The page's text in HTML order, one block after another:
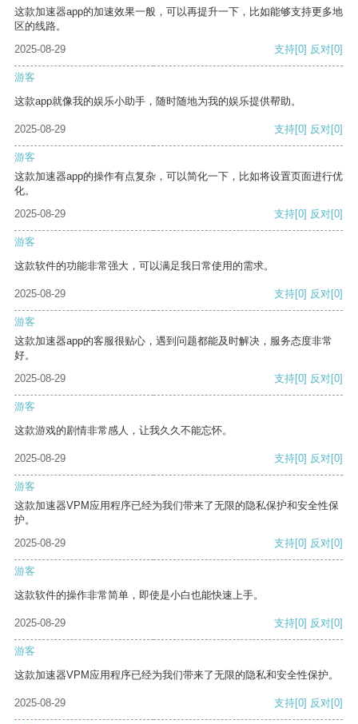
这款加速器app的加速效果一般，可以再提升一下，比如能够支持更多地
区的线路。
2025-08-29
支持[0] 反对[0]
游客
这款app就像我的娱乐小助手，随时随地为我的娱乐提供帮助。
2025-08-29 支持[0] 反对[0]
游客
这款加速器app的操作有点复杂，可以简化一下，比如将设置页面进行优
化。
2025-08-29
支持[0] 反对[0]
游客
这款软件的功能非常强大，可以满足我日常使用的需求。
2025-08-29 支持[0] 反对[0]
游客
这款加速器app的客服很贴心，遇到问题都能及时解决，服务态度非常
好。
2025-08-29
支持[0] 反对[0]
游客
这款游戏的剧情非常感人，让我久久不能忘怀。
2025-08-29 支持[0] 反对[0]
游客
这款加速器VPM应用程序已经为我们带来了无限的隐私保护和安全性保
护。
2025-08-29
支持[0] 反对[0]
游客
这款软件的操作非常简单，即使是小白也能快速上手。
2025-08-29 支持[0] 反对[0]
游客
这款加速器VPM应用程序已经为我们带来了无限的隐私和安全性保护。
2025-08-29 支持[0] 反对[0]